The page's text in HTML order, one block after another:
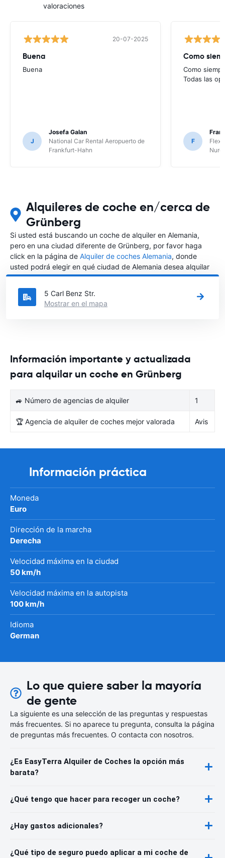
valoraciones
20-07-2025
Buena
Buena
J
Josefa Galan
National Car Rental Aeropuerto de
Frankfurt-Hahn
Como
Como
Todas las
F
Flex
Alquileres de coche en/cerca de
Grünberg
Si usted está buscando un coche de alquiler en Alemania,
pero en una ciudad diferente de Grünberg, por favor haga
click en la página de Alquiler de coches Alemania, donde
usted podrá elegir en qué ciudad de Alemania desea alquilar
un coche.
5 Carl Benz Str.
Mostrar en el mapa
Información importante y actualizada
para alquilar un coche en Grünberg
🚙 Número de agencias de alquiler 1
🏆 Agencia de alquiler de coches mejor valorada Avis
Información práctica
Moneda
Euro
Dirección de la marcha
Derecha
Velocidad máxima en la ciudad
50 km/h
Velocidad máxima en la autopista
100 km/h
Idioma
German
Lo que quiere saber la mayoría
de gente
La siguiente es una selección de las preguntas y respuestas
más frecuentes. Si no aparece tu pregunta, consulta la página
de preguntas más frecuentes. O contacta con nosotros.
¿Es EasyTerra Alquiler de Coches la opción más
barata?
¿Qué tengo que hacer para recoger un coche?
¿Hay gastos adicionales?
¿Qué tipo de seguro puedo aplicar a mi coche de